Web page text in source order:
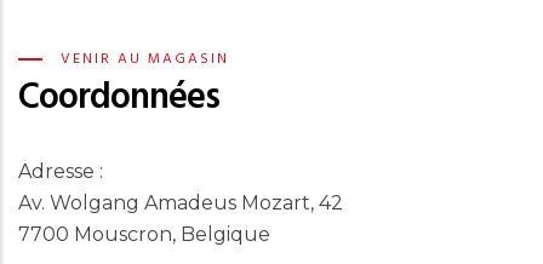
VENIR AU MAGASIN
Coordonnées
Adresse :
Av. Wolgang Amadeus Mozart, 42
7700 Mouscron, Belgique